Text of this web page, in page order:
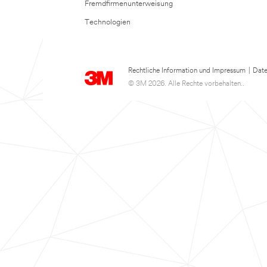
Fremdfirmenunterweisung
Technologien
Rechtliche Information und Impressum
© 3M 2026. Alle Rechte vorbehalten..